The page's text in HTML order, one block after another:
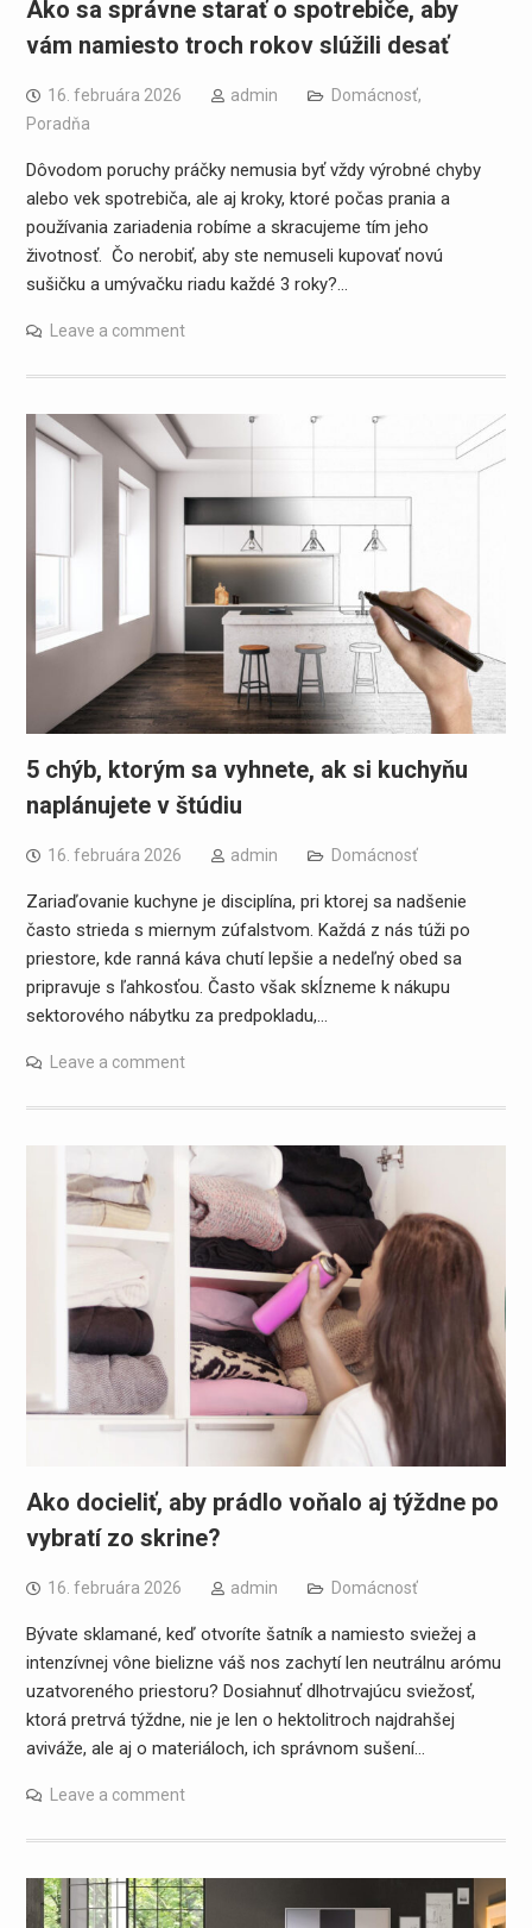
Ako sa správne starať o spotrebiče, aby
vám namiesto troch rokov slúžili desať
16. februára 2026 admin Domácnosť,
Poradňa
Dôvodom poruchy práčky nemusia byť vždy výrobné chyby
alebo vek spotrebiča, ale aj kroky, ktoré počas prania a
používania zariadenia robíme a skracujeme tím jeho
životnosť. Čo nerobiť, aby ste nemuseli kupovať novú
sušičku a umývačku riadu každé 3 roky?…
Leave a comment
5 chýb, ktorým sa vyhnete, ak si kuchyňu
naplánujete v štúdiu
16. februára 2026 admin Domácnosť
Zariaďovanie kuchyne je disciplína, pri ktorej sa nadšenie
často strieda s miernym zúfalstvom. Každá z nás túži po
priestore, kde ranná káva chutí lepšie a nedeľný obed sa
pripravuje s ľahkosťou. Často však skĺzneme k nákupu
sektorového nábytku za predpokladu,…
Leave a comment
Ako docieliť, aby prádlo voňalo aj týždne po
vybratí zo skrine?
16. februára 2026 admin Domácnosť
Bývate sklamané, keď otvoríte šatník a namiesto sviežej a
intenzívnej vône bielizne váš nos zachytí len neutrálnu arómu
uzatvoreného priestoru? Dosiahnuť dlhotrvajúcu sviežosť,
ktorá pretrvá týždne, nie je len o hektolitroch najdrahšej
aviváže, ale aj o materiáloch, ich správnom sušení…
Leave a comment